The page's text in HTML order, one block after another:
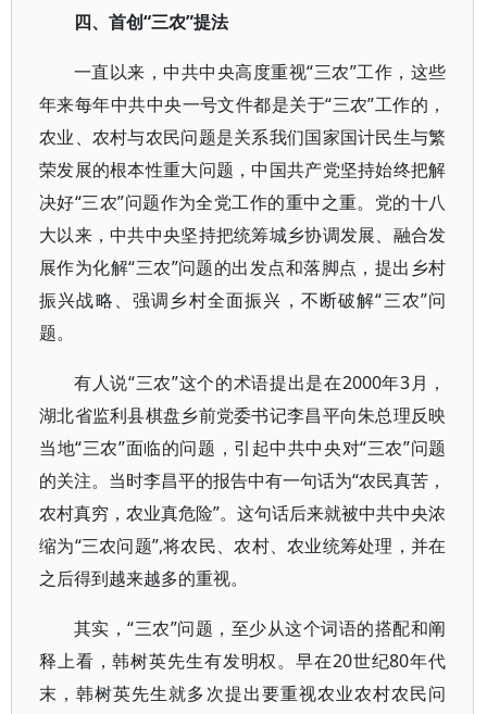
四、首创“三农”提法
一直以来，中共中央高度重视“三农”工作，这些
年来每年中共中央一号文件都是关于“三农”工作的，
农业、农村与农民问题是关系我们国家国计民生与繁
荣发展的根本性重大问题，中国共产党坚持始终把解
决好“三农”问题作为全党工作的重中之重。党的十八
大以来，中共中央坚持把统筹城乡协调发展、融合发
展作为化解“三农”问题的出发点和落脚点，提出乡村
振兴战略、强调乡村全面振兴，不断破解“三农”问
题。
有人说“三农”这个的术语提出是在2000年3月，
湖北省监利县棋盘乡前党委书记李昌平向朱总理反映
当地“三农”面临的问题，引起中共中央对“三农”问题
的关注。当时李昌平的报告中有一句话为“农民真苦，
农村真穷，农业真危险”。这句话后来就被中共中央浓
缩为“三农问题”,将农民、农村、农业统筹处理，并在
之后得到越来越多的重视。
其实，“三农”问题，至少从这个词语的搭配和阐
释上看，韩树英先生有发明权。早在20世纪80年代
末，韩树英先生就多次提出要重视农业农村农民问